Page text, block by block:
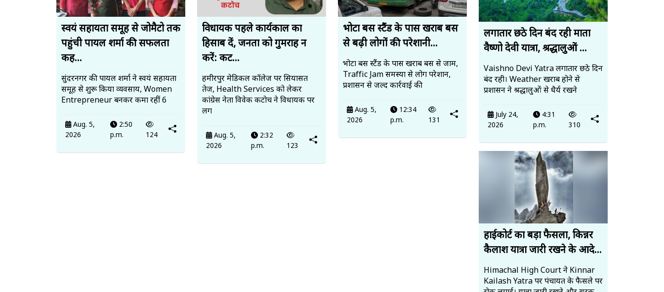
स्वयं सहायता समूह से जोमैटो तक
पहुंची पायल शर्मा की सफलता
कह...
सुंदरनगर की पायल शर्मा ने स्वयं सहायता
समूह से शुरू किया व्यवसाय, Women
Entrepreneur बनकर कमा रहीं 6
Aug. 5,
2026
2:50
p.m.
124
विधायक पहले कार्यकाल का
हिसाब दें, जनता को गुमराह न
करें: कट...
हमीरपुर मेडिकल कॉलेज पर सियासत
तेज, Health Services को लेकर
कांग्रेस नेता विवेक कटोच ने विधायक पर
लग
Aug. 5,
2026
2:32
p.m.
123
भोटा बस स्टैंड के पास खराब बस
से बढ़ी लोगों की परेशानी...
भोटा बस स्टैंड के पास खराब बस से जाम,
Traffic Jam समस्या से लोग परेशान,
प्रशासन से जल्द कार्रवाई की
Aug. 5,
2026
12:34
p.m.
131
लगातार छठे दिन बंद रही माता
वैष्णो देवी यात्रा, श्रद्धालुओं ...
Vaishno Devi Yatra लगातार छठे दिन
बंद रही। Weather खराब होने से
प्रशासन ने श्रद्धालुओं से धैर्य रखने
July 24,
2026
4:31
p.m.
310
हाईकोर्ट का बड़ा फैसला, किन्नर
कैलाश यात्रा जारी रखने के आदे...
Himachal High Court ने Kinnar
Kailash Yatra पर पंचायत के फैसले पर